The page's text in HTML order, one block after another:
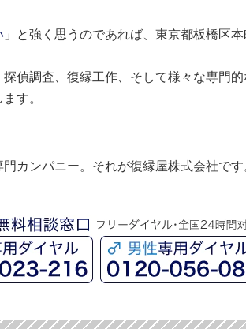
」と強く思うのであれば、東京都板橋区
探偵調査、復縁工作、そして様々な専門
す。
カンパニー。それが復縁屋株式会社です